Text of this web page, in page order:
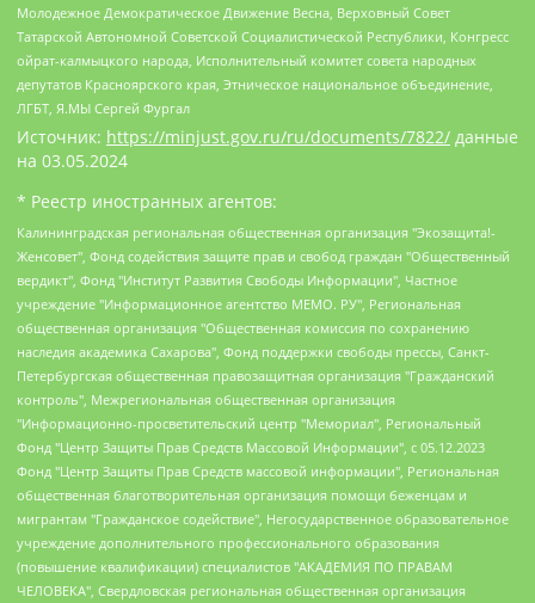
Молодежное Демократическое Движение Весна, Верховный Совет
Татарской Автономной Советской Социалистической Республики, Конгресс
ойрат-калмыцкого народа, Исполнительный комитет совета народных
депутатов Красноярского края, Этническое национальное объединение,
ЛГБТ, Я.МЫ Сергей Фургал
Источник: https://minjust.gov.ru/ru/documents/7822/ данные
на 03.05.2024
* Реестр иностранных агентов:
Калининградская региональная общественная организация "Экозащита!-Женсовет", Фонд содействия защите прав и свобод граждан "Общественный вердикт", Фонд "Институт Развития Свободы Информации", Частное учреждение "Информационное агентство МЕМО. РУ", Региональная общественная организация "Общественная комиссия по сохранению наследия академика Сахарова", Фонд поддержки свободы прессы, Санкт-Петербургская общественная правозащитная организация "Гражданский контроль", Межрегиональная общественная организация "Информационно-просветительский центр "Мемориал", Региональный Фонд "Центр Защиты Прав Средств Массовой Информации", с 05.12.2023 Фонд "Центр Защиты Прав Средств массовой информации", Региональная общественная благотворительная организация помощи беженцам и мигрантам "Гражданское содействие", Негосударственное образовательное учреждение дополнительного профессионального образования (повышение квалификации) специалистов "АКАДЕМИЯ ПО ПРАВАМ ЧЕЛОВЕКА", Свердловская региональная общественная организация "Сутяжник", Автономная некоммерческая организация "Центр независимых социологических исследований", Союз общественных объединений "Российский исследовательский центр по правам человека", Региональное общественное учреждение научно-информационный центр "МЕМОРИАЛ", Некоммерческая организация "Фонд защиты гласности", Автономная некоммерческая организация "Институт прав человека", Городская общественная организация "Екатеринбургское общество "МЕМОРИАЛ", Городская общественная организация "Рязанское историко-просветительское и правозащитное общество "Мемориал" (Рязанский Мемориал), Челябинский региональный орган общественной самодеятельности – женское общественное объединение "Женщины Евразии", Челябинский региональный орган общественной самодеятельности "Уральская правозащитная группа", Фонд содействия защите здоровья и социальной справедливости имени Андрея Рылькова, Автономная Некоммерческая Организация "Аналитический Центр Юрия Левады", Автономная некоммерческая организация социальной поддержки населения "Проект Апрель", Региональная общественная организация помощи женщинам и детям, находящимся в кризисной ситуации "Информационно-методический центр "Анна", Фонд содействия развитию массовых коммуникаций и правовому просвещению "Так-так-Так", Фонд содействия устойчивому развитию "Серебряная тайга", Свердловский региональный общественный фонд социальных проектов "Новое время", "Idel.Реалии", Кавказ.Реалии, Крым.Реалии, Телеканал Настоящее Время, Татаро-башкирская служба Радио Свобода (Azatliq Radiosi), Радио Свободная Европа/Радио Свобода (PCE/PC), "Сибирь.Реалии", "Фактограф", Благотворительный фонд помощи осужденным и их семьям, Автономная некоммерческая организация "Институт глобализации и социальных движений", Фонд "В защиту прав заключенных", Частное учреждение "Центр поддержки и содействия развитию средств массовой информации", Пензенский региональный общественный благотворительный фонд "Гражданский союз", "Север.Реалии", Некоммерческая организация Фонд "Правовая инициатива", Общество с ограниченной ответственностью "Радио Свободная Европа/Радио Свобода", Чешское информационное агентство "MEDIUM-ORIENT", Красноярская региональная общественная организация "Мы против СПИДа", Камалягин Денис Николаевич, Маркелов Сергей Евгеньевич, Пономарев Лев Александрович, Савицкая Людмила Алексеевна, Автономная некоммерческая организация "Центр по работе с проблемой насилия "НАСИЛИЮ.НЕТ", Межрегиональный профессиональный союз работников здравоохранения "Альянс врачей", Юридическое лицо, зарегистрированное в Латвийской Республике, SIA "Medusa Project" (регистрационный номер 40103797863, дата регистрации 10.06.2014), Некоммерческая организация "Фонд по борьбе с коррупцией", Автономная некоммерческая организация "Институт права и публичной политики", Баданин Роман Сергеевич, Гликин Максим Александрович, Железнова Мария Михайловна, Лукьянова Юлия Сергеевна, Маетная Елизавета Витальевна, Маняхин Петр Борисович, Чуракова Ольга Владимировна, Ярош Юлия Петровна, Юридическое лицо "The Insider SIA", зарегистрированное в Риге, Латвийская Республика (дата регистрации 26.06.2015), являющееся администратором доменного имени интернет-издания "The Insider SIA", https://theins.ru, Постернак Алексей Евгеньевич, Рубин Михаил Аркадьевич, Анин Роман Александрович, Юридическое лицо Istories fonds, зарегистрированное в Латвийской Республике (регистрационный номер 50008295751, дата регистрации 24.02.2020), Великовский Дмитрий Александрович, Долинина Ирина Николаевна, Мароховская Алеся Алексеевна, Шлейнов Роман Юрьевич, Шмагун Олеся Валентиновна, Общество с ограниченной ответственностью "Альтаир 2021", Общество с ограниченной ответственностью "Вега 2021", Общество с ограниченной ответственностью "Главный редактор 2021", Общество с ограниченной ответственностью "Ромашки монолит", Важенков Артем Валерьевич, Ивановская областная общественная организация "Центр гендерных исследований", Гурман Юрий Альбертович, Медиапроект "ОВД-Инфо", Егоров Владимир Владимирович, Жилинский Владимир Александрович, Общество с ограниченной ответственностью "ЗП", Иванова София Юрьевна, Карезина Инна Павловна, Кильтау Екатерина Викторовна, Петров Алексей Викторович, Пискунов Сергей Евгеньевич, Смирнов Сергей Сергеевич, Тихонов Михаил Сергеевич, Общество с ограниченной ответственностью "ЖУРНАЛИСТ-ИНОСТРАННЫЙ АГЕНТ", Арапова Галина Юрьевна, Вольтская Татьяна Анатольевна, Американская компания "Mason G.E.S. Anonymous Foundation" (США), являющаяся владельцем интернет-издания https://mnews.world/, Компания "Stichting Bellingcat", зарегистрированная в Нидерландах (дата регистрации 11.07.2018), Захаров Андрей Вячеславович, Клепиковская Екатерина Дмитриевна, Общество с ограниченной ответственностью "МЕМО", Перл Роман Александрович, Симонов Евгений Алексеевич, Соловьева Елена Анатольевна, Сотников Даниил Владимирович, Сурначева Елизавета Дмитриевна, Автономная некоммерческая организация по защите прав человека и информированию населения "Якутия – Наше Мнение", Общество с ограниченной ответственностью "Москоу диджитал медиа", с 26.01.2023 Общество с ограниченной ответственностью "Чайка Белые сады", Ветошкина Валерия Валерьевна, Заговора Максим Александрович, Межрегиональное общественное движение "Российская ЛГБТ - сеть", Оленичев Максим Владимирович, Павлов Иван Юрьевич, Скворцова Елена Сергеевна, Общество с ограниченной ответственностью "Как бы инагент", Кочетков Игорь Викторович, Общество с ограниченной ответственностью "Честные выборы", Еланчик Олег Александрович, Общество с ограниченной ответственностью "Нобелевский призыв", Гималова Регина Эмилевна, Григорьев Андрей Валерьевич, Григорьева Алина Александровна, Ассоциация по содействию защите прав призывников, альтернативнослужащих и военнослужащих "Правозащитная группа "Гражданин.Армия.Право", Хисамова Регина Фаритовна, Автономная некоммерческая организация по реализации социально-правовых программ "Лилит", Дальневосточное общественное движение "Маяк", Санкт-Петербургская ЛГБТ-инициативная группа "Выход", Инициативная группа ЛГБТ+ "Реверс", Алексеев Андрей Викторович, Бекбулатова Таисия Львовна, Беляев Иван Михайлович, Владыкина Елена Сергеевна, Гельман Марат Александрович, Никульшина Вероника Юрьевна, Толоконникова Надежда Андреевна, Шендерович Виктор Анатольевич, Общество с ограниченной ответственностью "Данное сообщение", Общество с ограниченной ответственностью Издательский дом "Новая глава", Айнбиндер Александра Александровна, Московский комьюнити-центр для ЛГБТ+инициатив, Благотворительный фонд развития филантропии, Deutsche Welle (Германия, Kurt-Schumacher-Strasse 3, 53113 Bonn), Борзунова Мария Михайловна, Воробьев Виктор Викторович, Голубева Анна Львовна, Константинова Алла Михайловна, Малкова Ирина Владимировна, Мурадов Мурад Абдулгалимович, Осетинская Елизавета Николаевна, Понасенков Евгений Николаевич, Ганапольский Матвей Юрьевич, Киселев Евгений Алексеевич, Борухович Ирина Григорьевна, Дремин Иван Тимофеевич, Дубровский Дмитрий Викторович, Красноярская региональная общественная организация поддержки и развития альтернативных образовательных технологий и межкультурных коммуникаций "ИНТЕРРА", Маяковская Екатерина Алексеевна, Фейгин Марк Захарович, Филимонов Андрей Викторович, Дзугкоева Регина Николаевна, Доброхотов Роман Александрович, Дудь Юрий Александрович, Елкин Сергей Владимирович, Кругликов Кирилл Игоревич, Сабунаева Мария Леонидовна, Семенов Алексей Владимирович, Шаинян Карен Багратович, Шульман Екатерина Михайловна, Асафьев Артур Валерьевич, Вахштайн Виктор Семенович, Венедиктов Алексей Алексеевич, Лушникова Екатерина Евгеньевна, Волков Леонид Михайлович, Невзоров Александр Глебович, Пархоменко Сергей Борисович, Сироткин Ярослав Николаевич, Кара-Мурза Владимир Владимирович, Баранова Наталья Владимировна, Гозман Леонид Яковлевич, Кагарлицкий Борис Юльевич, Климарев Михаил Валерьевич, Милов Владимир Станиславович, Автономная некоммерческая организация Краснодарский центр современного искусства "Типография", Моргенштерн Алишер Тагирович, Соболь Любовь Эдуардовна, Общество с ограниченной ответственностью "ЛИЗА НОРМ", Каспаров Гарри Кимович, Ходорковский Михаил Борисович, Общество с ограниченной ответственностью "Апрельские тезисы", Данилович Ирина Брониславовна, Кашин Олег Владимирович, Петров Николай Владимирович, Пивоваров Алексей Владимирович, Соколов Михаил Владимирович, Цветкова Юлия Владимировна, Чичваркин Евгений Александрович, Комитет против пыток/Команда против пыток, Общество с ограниченной ответственностью "Первый научный", Общество с ограниченной ответственностью "Вертолет и ко", Белоцерковская Вероника Борисовна, Кац Максим Евгеньевич, Лазарева Татьяна Юрьевна, Шаведдинов Руслан Табризович, Яшин Илья Валерьевич, Общество с ограниченной ответственностью "Иноагент ААВ", Алешковский Дмитрий Петрович, Альбац Евгения Марковна, Быков Дмитрий Львович, Галямина Юлия Евгеньевна, Лойко Сергей Леонидович, Мартынов Кирилл Константинович, Медведев Сергей Александрович, Крашенинников Федор Геннадиевич, Гордеева Катерина Вл